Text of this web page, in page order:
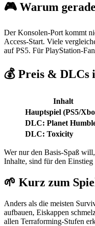
🎮 Warum
Der Konsolen-Port kommt
Access-Start. Viele
auf PS5. Für PlayStation-
💰 Preis & DLCs
Inhalt
Hauptspiel (PS5/
DLC: Planet
DLC: Toxicity
Wer nur den Basis-Spaß
Inhalte, sind für den
🌱 Kurz zum
Anders als die meisten
aufbauen, Eiskappen
allen Terraforming-Stufen